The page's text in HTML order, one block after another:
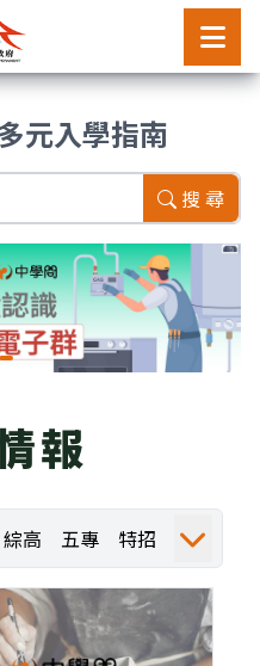
元入學指南
搜 尋
報
綜高 五專
特招
職探成果